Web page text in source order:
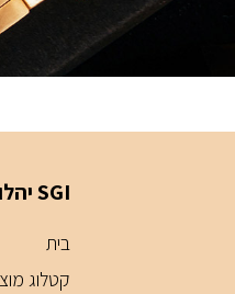
SGI יהלומים
בית
קטלוג